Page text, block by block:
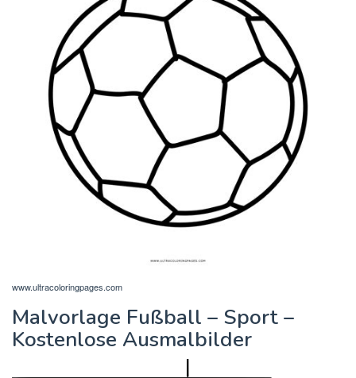
www.ultracoloringpages.com
Malvorlage Fußball – Sport –
Kostenlose Ausmalbilder